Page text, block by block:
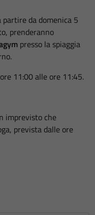
da domenica 5
prenderanno
presso la spiaggia
11:00 alle ore 11:45.
imprevisto che
prevista dalle ore